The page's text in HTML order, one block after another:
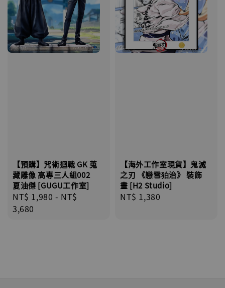
【預購】咒術迴戰 GK 蒐
藏雕像 高專三人組002
夏油傑 [GUGU工作室]
Regular
price
NT$ 1,980 - NT$
3,680
【海外工作室現貨】鬼滅
之刃 《戀雪狛治》 裝飾
畫 [H2 Studio]
Regular
NT$ 1,380